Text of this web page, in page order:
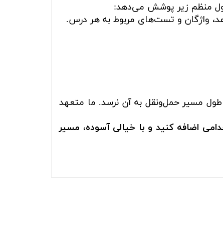
منظم زیر پوشش می‌دهد:
واژگان و تست‌های مربوط به هر درس.
مسیر حمل‌ونقل به آن نرسد. ما متعهد
اضافه کنید و با خیالی آسوده، مسیر